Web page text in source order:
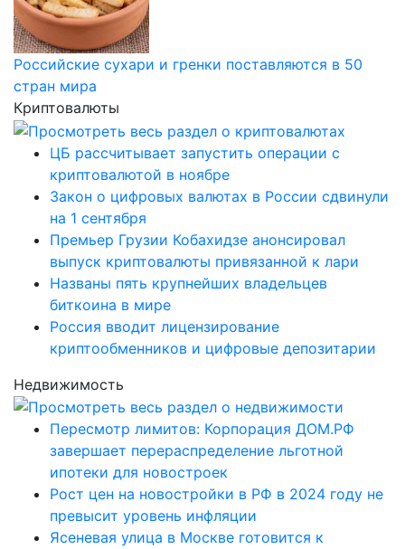
Российские сухари и гренки поставляются в 50
стран мира
Криптовалюты
ЦБ рассчитывает запустить операции с
криптовалютой в ноябре
Закон о цифровых валютах в России сдвинули
на 1 сентября
Премьер Грузии Кобахидзе анонсировал
выпуск криптовалюты привязанной к лари
Названы пять крупнейших владельцев
биткоина в мире
Россия вводит лицензирование
криптообменников и цифровые депозитарии
Недвижимость
Пересмотр лимитов: Корпорация ДОМ.РФ
завершает перераспределение льготной
ипотеки для новостроек
Рост цен на новостройки в РФ в 2024 году не
превысит уровень инфляции
Ясеневая улица в Москве готовится к